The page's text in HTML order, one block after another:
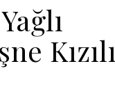
Kızılı